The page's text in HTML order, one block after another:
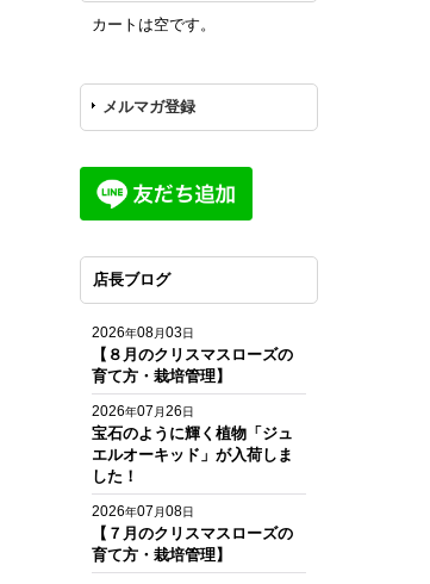
カートは空です。
メルマガ登録
店長ブログ
2026年08月03日
【８月のクリスマスローズの
育て方・栽培管理】
2026年07 月26日
宝石のように輝く植物「ジュ
エルオーキッド」が入荷しま
した！
2026年07 月08日
【７月のクリスマスローズの
育て方・栽培管理】